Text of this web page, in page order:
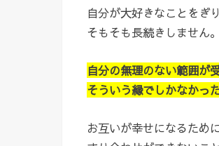
自分が大好きなことをぎ
そもそも長続きしません。
自分の無理のない範囲が
そういう縁でしかなかっ
お互いが幸せになるため